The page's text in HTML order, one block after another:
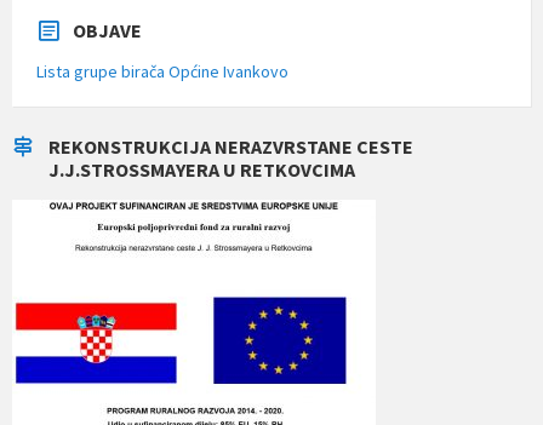
OBJAVE
Lista grupe birača Općine Ivankovo
REKONSTRUKCIJA NERAZVRSTANE CESTE
J.J.STROSSMAYERA U RETKOVCIMA